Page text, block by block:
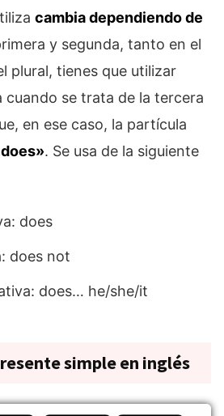
cambia dependiendo de
y segunda, tanto en el
plural, tienes que utilizar
cuando se trata de la tercera
en ese caso, la partícula
. Se usa de la siguiente
does
does not
does… he/she/it
simple en inglés